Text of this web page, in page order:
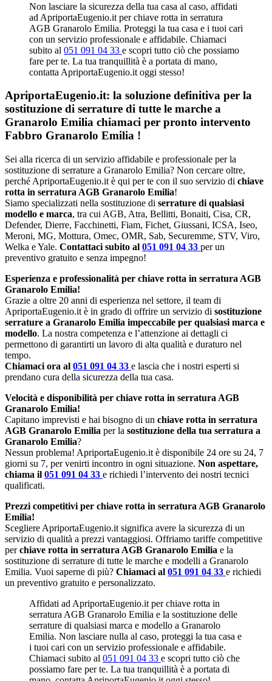
Non lasciare la sicurezza della tua casa al caso, affidati
ad ApriportaEugenio.it per chiave rotta in serratura
AGB Granarolo Emilia. Proteggi la tua casa e i tuoi cari
con un servizio professionale e affidabile. Chiamaci
subito al 051 091 04 33 e scopri tutto ciò che possiamo
fare per te. La tua tranquillità è a portata di mano,
contatta ApriportaEugenio.it oggi stesso!
ApriportaEugenio.it: la soluzione definitiva per la
sostituzione di serrature di tutte le marche a
Granarolo Emilia chiamaci per pronto intervento
Fabbro Granarolo Emilia !
Sei alla ricerca di un servizio affidabile e professionale per la
sostituzione di serrature a Granarolo Emilia? Non cercare oltre,
perché ApriportaEugenio.it è qui per te con il suo servizio di chiave
rotta in serratura AGB Granarolo Emilia!
Siamo specializzati nella sostituzione di serrature di qualsiasi
modello e marca, tra cui AGB, Atra, Bellitti, Bonaiti, Cisa, CR,
Defender, Dierre, Facchinetti, Fiam, Fichet, Giussani, ICSA, Iseo,
Meroni, MG, Mottura, Omec, OMR, Sab, Securemme, STV, Viro,
Welka e Yale. Contattaci subito al 051 091 04 33 per un
preventivo gratuito e senza impegno!
Esperienza e professionalità per chiave rotta in serratura AGB
Granarolo Emilia!
Grazie a oltre 20 anni di esperienza nel settore, il team di
ApriportaEugenio.it è in grado di offrire un servizio di sostituzione
serrature a Granarolo Emilia impeccabile per qualsiasi marca e
modello. La nostra competenza e l’attenzione ai dettagli ci
permettono di garantirti un lavoro di alta qualità e duraturo nel
tempo.
Chiamaci ora al 051 091 04 33 e lascia che i nostri esperti si
prendano cura della sicurezza della tua casa.
Velocità e disponibilità per chiave rotta in serratura AGB
Granarolo Emilia!
Capitano imprevisti e hai bisogno di un chiave rotta in serratura
AGB Granarolo Emilia per la sostituzione della tua serratura a
Granarolo Emilia?
Nessun problema! ApriportaEugenio.it è disponibile 24 ore su 24, 7
giorni su 7, per venirti incontro in ogni situazione. Non aspettare,
chiama il 051 091 04 33 e richiedi l’intervento dei nostri tecnici
qualificati.
Prezzi competitivi per chiave rotta in serratura AGB Granarolo
Emilia!
Scegliere ApriportaEugenio.it significa avere la sicurezza di un
servizio di qualità a prezzi vantaggiosi. Offriamo tariffe competitive
perchiave rotta in serratura AGB Granarolo Emilia e la
sostituzione di serrature di tutte le marche e modelli a Granarolo
Emilia. Vuoi saperne di più? Chiamaci al 051 091 04 33 e richiedi
un preventivo gratuito e personalizzato.
Affidati ad ApriportaEugenio.it per chiave rotta in
serratura AGB Granarolo Emilia e la sostituzione delle
serrature di qualsiasi marca e modello a Granarolo
Emilia. Non lasciare nulla al caso, proteggi la tua casa e
i tuoi cari con un servizio professionale e affidabile.
Chiamaci subito al 051 091 04 33 e scopri tutto ciò che
possiamo fare per te. La tua tranquillità è a portata di